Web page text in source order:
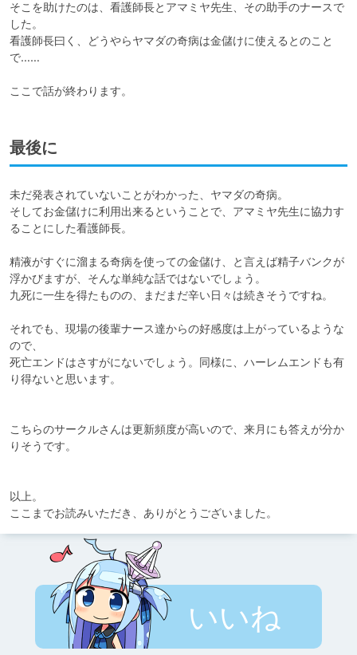
そこを助けたのは、看護師長とアマミヤ先生、その助手のナースで
した。
看護師長曰く、どうやらヤマダの奇病は金儲けに使えるとのこと
で……
ここで話が終わります。
最後に
未だ発表されていないことがわかった、ヤマダの奇病。
そしてお金儲けに利用出来るということで、アマミヤ先生に協力す
ることにした看護師長。
精液がすぐに溜まる奇病を使っての金儲け、と言えば精子バンクが
浮かびますが、そんな単純な話ではないでしょう。
九死に一生を得たものの、まだまだ辛い日々は続きそうですね。
それでも、現場の後輩ナース達からの好感度は上がっているような
ので、
死亡エンドはさすがにないでしょう。同様に、ハーレムエンドも有
り得ないと思います。
こちらのサークルさんは更新頻度が高いので、来月にも答えが分か
りそうです。
以上。
ここまでお読みいただき、ありがとうございました。
いいね